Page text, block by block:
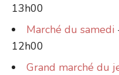
13h00
Marché du samedi
12h00
Grand marché du